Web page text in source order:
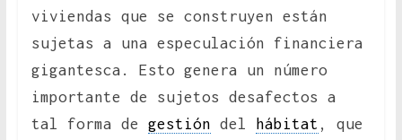
viviendas que se construyen están
sujetas a una especulación financiera
gigantesca. Esto genera un número
importante de sujetos desafectos a
tal forma de gestión del hábitat , que